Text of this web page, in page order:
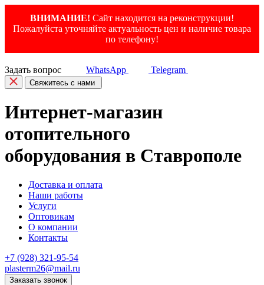
ВНИМАНИЕ! Сайт находится на реконструкции!
Пожалуйста уточняйте актуальность цен и наличие товара
по телефону!
Задать вопрос WhatsApp Telegram
Свяжитесь с нами
Интернет-магазин
отопительного
оборудования в Ставрополе
Доставка и оплата
Наши работы
Услуги
Оптовикам
О компании
Контакты
+7 (928) 321-95-54
plasterm26@mail.ru
Заказать звонок